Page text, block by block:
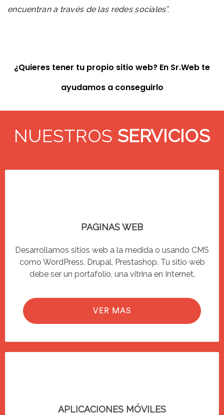
encuentran a través de las redes sociales”.
¿Quieres tener tu propio sitio web? En Sr.Web te
ayudamos a conseguirlo
NUESTROS SERVICIOS
PAGINAS WEB
Desarrollamos sitios web a la medida o usando CMS
como WordPress, Drupal, Prestashop. Tu sitio web
debe ser un portafolio, una vitrina en Internet.
VER MAS
APLICACIONES MÓVILES